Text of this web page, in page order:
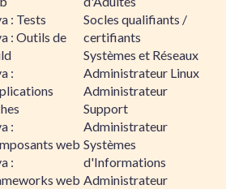
: Tests
: Outils de
:
:
web
:
web
Socles qualifiants /
certifiants
Systèmes et Réseaux
Administrateur Linux
Administrateur
Support
Administrateur
Systèmes
d'Informations
Administrateur